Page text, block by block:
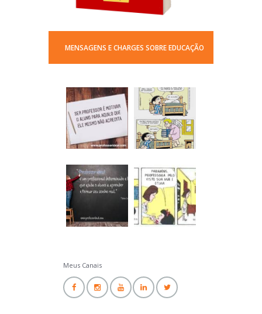
MENSAGENS E CHARGES SOBRE EDUCAÇÃO
Meus Canais